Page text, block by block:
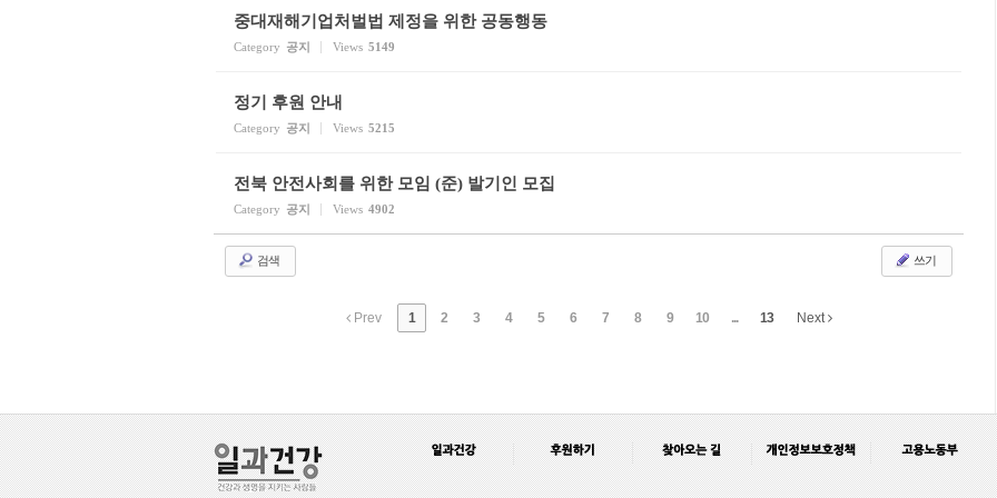
중대재해기업처벌법 제정을 위한 공동행동
Category 공지 Views 5149
정기 후원 안내
Category 공지 Views 5215
전북 안전사회를 위한 모임 (준) 발기인 모집
Category 공지 Views 4902
검색 쓰기
Prev 1 2 3 4 5 6 7 8 9 10 ... 13 Next